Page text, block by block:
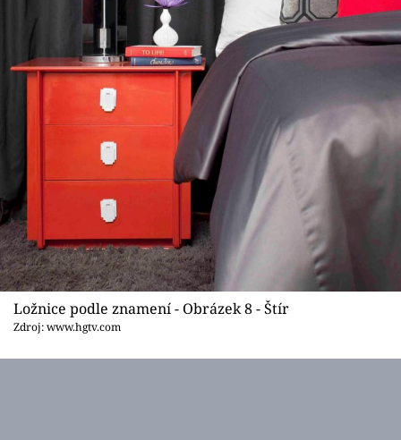
Ložnice podle znamení - Obrázek 8 - Štír
Zdroj: www.hgtv.com